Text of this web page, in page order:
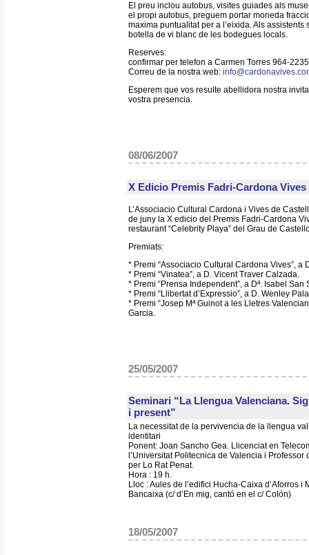
El preu inclou autobus, visites guiades als
el propi autobus, preguem portar moneda
maxima puntualitat per a l’eixida. Als assistents
botella de vi blanc de les bodegues locals.
Reserves:
confirmar per telefon a Carmen Torres 964-
Correu de la nostra web:
Esperem que vos resulte abellidora nostra
vostra presencia.
08/06/2007
X Edicio Premis Fadri-Cardona
L’Associacio Cultural Cardona i Vives de
de juny la X edicio del Premis Fadri-Cardona
restaurant “Celebrity Playa” del Grau de
Premiats:
* Premi “Associacio Cultural Cardona Vives”, a
* Premi “Vinatea”, a D. Vicent Traver Calzada.
* Premi “Prensa Independent”, a Dª. Isabel San
* Premi “Llibertat d’Expressio”, a D. Wenley
* Premi “Josep Mª Guinot a les Lletres
Garcia.
25/05/2007
Seminari “La Llengua Valenciana.
i present”
La necessitat de la pervivencia de la llengua
identitari
Ponent: Joan Sancho Gea. Llicenciat en
l’Universitat Politecnica de Valencia i
per Lo Rat Penat.
Hora : 19 h.
Lloc : Aules de l’edifici Hucha-Caixa d’Aforros i
Bancaixa (c/ d’En mig, cantó en el c/ Colón)
18/05/2007